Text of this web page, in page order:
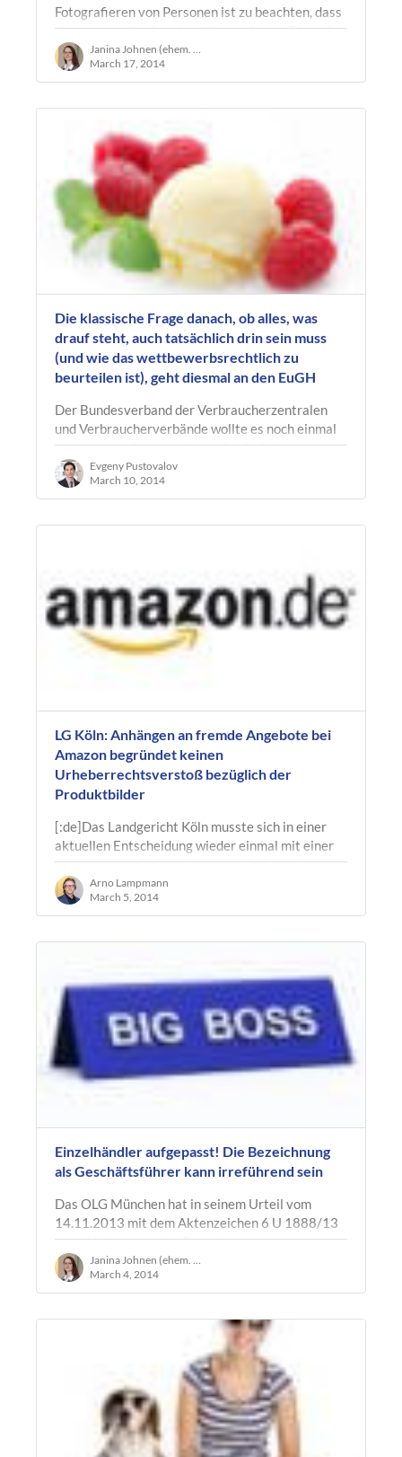
Fotografieren von Personen ist zu beachten, dass
diese grundsätzlich einwilligen müssen. Dies wird
in § 22 S. 1 KUG…
Janina Johnen (ehem. Ruland)
March 17, 2014
Die klassische Frage danach, ob alles, was
drauf steht, auch tatsächlich drin sein muss
(und wie das wettbewerbsrechtlich zu
beurteilen ist), geht diesmal an den EuGH
Der Bundesverband der Verbraucherzentralen
und Verbraucherverbände wollte es noch einmal
ganz genau wissen und ging durch die Instanzen
der Frage nach, inwieweit sich das…
Evgeny Pustovalov
March 10, 2014
LG Köln: Anhängen an fremde Angebote bei
Amazon begründet keinen
Urheberrechtsverstoß bezüglich der
Produktbilder
[:de]Das Landgericht Köln musste sich in einer
aktuellen Entscheidung wieder einmal mit einer
Streitigkeit zwischen Amazon-Händlern über die
für die Illustration der…
Arno Lampmann
March 5, 2014
Einzelhändler aufgepasst! Die Bezeichnung
als Geschäftsführer kann irreführend sein
Das OLG München hat in seinem Urteil vom
14.11.2013 mit dem Aktenzeichen 6 U 1888/13
entschieden, dass die Bezeichnung als
Geschäftsführer innerhalb des Impressums bei…
March 4, 2014